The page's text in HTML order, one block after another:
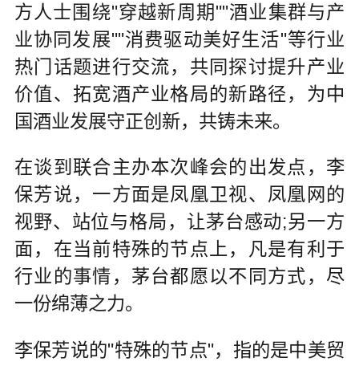
方人士围绕"穿越新周期""酒业集群与产
业协同发展""消费驱动美好生活"等行业
热门话题进行交流，共同探讨提升产业
价值、拓宽酒产业格局的新路径，为中
国酒业发展守正创新，共铸未来。
在谈到联合主办本次峰会的出发点，李
保芳说，一方面是凤凰卫视、凤凰网的
视野、站位与格局，让茅台感动;另一方
面，在当前特殊的节点上，凡是有利于
行业的事情，茅台都愿以不同方式，尽
一份绵薄之力。
李保芳说的"特殊的节点"，指的是中美贸